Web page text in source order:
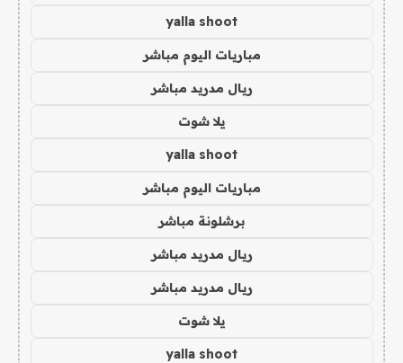
yalla shoot
مباريات اليوم مباشر
ريال مدريد مباشر
يلا شوت
yalla shoot
مباريات اليوم مباشر
برشلونة مباشر
ريال مدريد مباشر
ريال مدريد مباشر
يلا شوت
yalla shoot